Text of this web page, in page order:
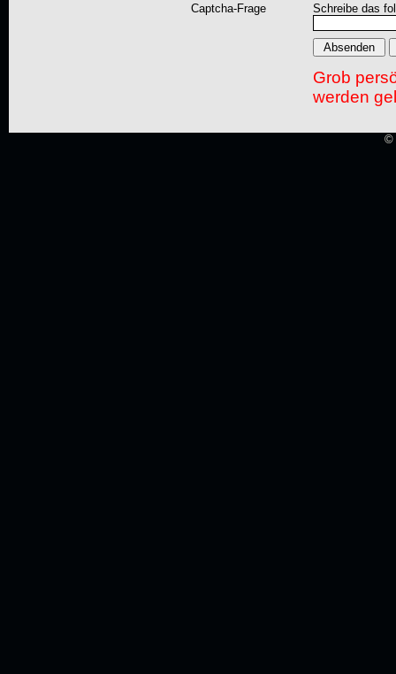
Captcha-Frage Schreibe das
Grob
werden
©